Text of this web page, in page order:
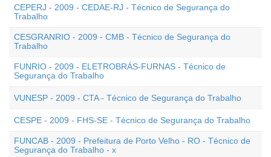
CEPERJ - 2009 - CEDAE-RJ - Técnico de Segurança do
Trabalho
CESGRANRIO - 2009 - CMB - Técnico de Segurança do
Trabalho
FUNRIO - 2009 - ELETROBRÁS-FURNAS - Técnico de
Segurança do Trabalho
VUNESP - 2009 - CTA - Técnico de Segurança do Trabalho
CESPE - 2009 - FHS-SE - Técnico de Segurança do Trabalho
FUNCAB - 2009 - Prefeitura de Porto Velho - RO - Técnico de
Segurança do Trabalho - x